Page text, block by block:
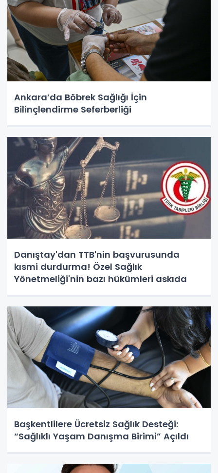
Ankara’da Böbrek Sağlığı İçin
Bilinçlendirme Seferberliği
Danıştay'dan TTB'nin başvurusunda
kısmi durdurma! Özel Sağlık
Yönetmeliği'nin bazı hükümleri askıda
Başkentlilere Ücretsiz Sağlık Desteği:
“Sağlıklı Yaşam Danışma Birimi” Açıldı